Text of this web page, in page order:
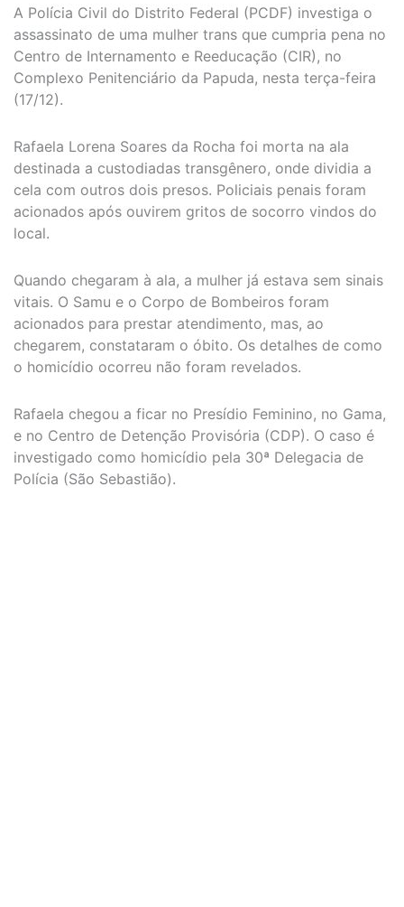
A Polícia Civil do Distrito Federal (PCDF) investiga o
assassinato de uma mulher trans que cumpria pena no
Centro de Internamento e Reeducação (CIR), no
Complexo Penitenciário da Papuda, nesta terça-feira
(17/12).
Rafaela Lorena Soares da Rocha foi morta na ala
destinada a custodiadas transgênero, onde dividia a
cela com outros dois presos. Policiais penais foram
acionados após ouvirem gritos de socorro vindos do
local.
Quando chegaram à ala, a mulher já estava sem sinais
vitais. O Samu e o Corpo de Bombeiros foram
acionados para prestar atendimento, mas, ao
chegarem, constataram o óbito. Os detalhes de como
o homicídio ocorreu não foram revelados.
Rafaela chegou a ficar no Presídio Feminino, no Gama,
e no Centro de Detenção Provisória (CDP). O caso é
investigado como homicídio pela 30ª Delegacia de
Polícia (São Sebastião).